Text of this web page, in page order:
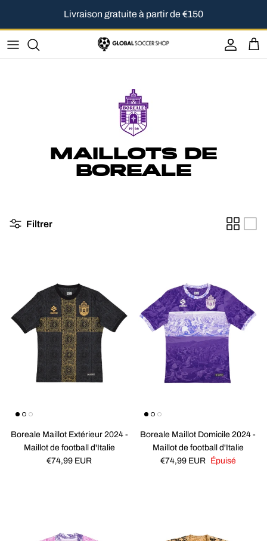
Livraison gratuite à partir de €150
Compte
MAILLOTS DE
BOREALE
Filtrer
Boreale Maillot Extérieur 2024 -
Maillot de football d'Italie
Prix habituel
€74,99 EUR
Boreale Maillot Domicile 2024 -
Maillot de football d'Italie
Prix habituel
€74,99 EUR Épuisé